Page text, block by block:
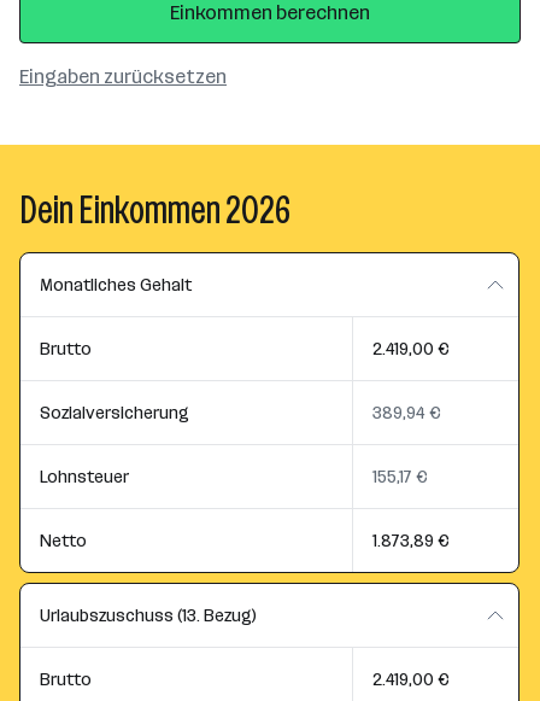
Eingaben zurücksetzen
Einkommen berechnen
Dein Einkommen 2026
Monatliches Gehalt
Brutto 2.419,00 €
Sozialversicherung 389,94 €
Lohnsteuer 155,17 €
Netto 1.873,89 €
Urlaubszuschuss (13. Bezug)
Brutto 2.419,00 €